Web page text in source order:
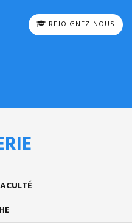
REJOIGNEZ-NOUS